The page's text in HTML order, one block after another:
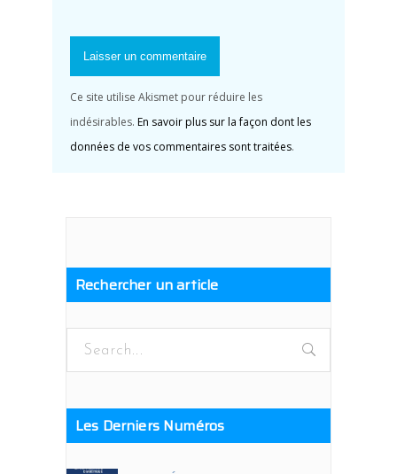
Ce site utilise Akismet pour réduire les
indésirables. En savoir plus sur la façon dont les
données de vos commentaires sont traitées.
Rechercher un article
Search
Les Derniers Numéros